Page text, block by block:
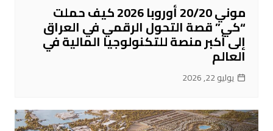
موني 20/20 أوروبا 2026 كيف حملت
“كي” قصة التحول الرقمي في العراق
إلى أكبر منصة للتكنولوجيا المالية في
العالم
يوليو 22, 2026